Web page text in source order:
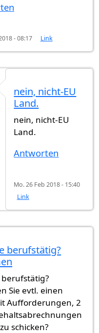
- 08:17 Link
ich drück Dirvon
nein, nicht-EU
Land.
nein, nicht-EU
Land.
Antworten
Mo. 26 Feb 2018 - 15:40
Link
berufstätig?
berufstätig?
Sie evtl. einen
Aufforderungen, 2
schicken?